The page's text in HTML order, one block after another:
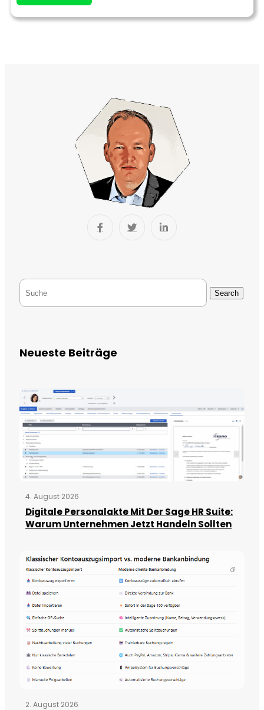
Search
Neueste Beiträge
4. August 2026
Digitale Personalakte Mit Der Sage HR Suite:
Warum Unternehmen Jetzt Handeln Sollten
2. August 2026